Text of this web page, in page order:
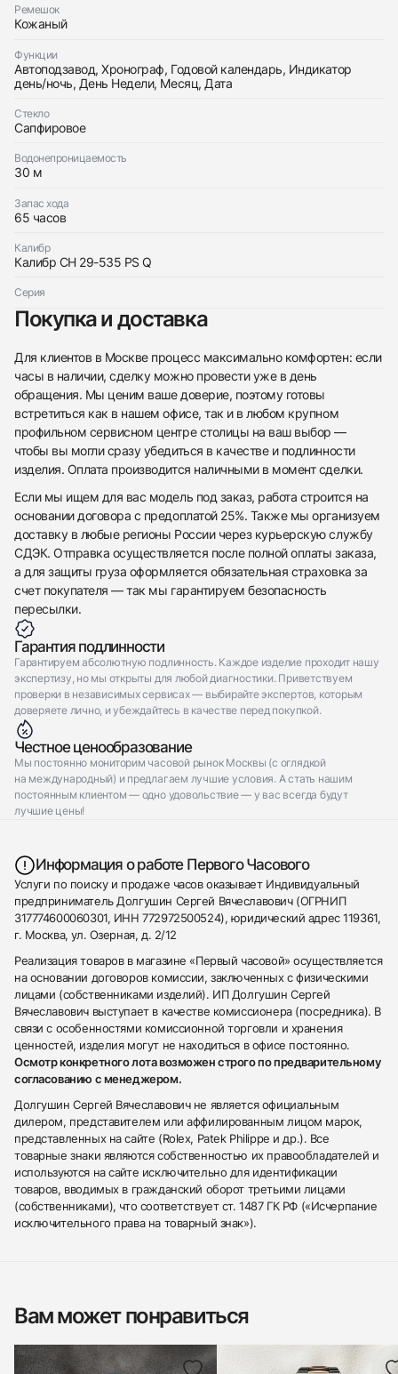
Ремешок
Кожаный
Функции
Автоподзавод, Хронограф, Годовой календарь, Индикатор
день/ночь, День Недели, Месяц, Дата
Стекло
Сапфировое
Водонепроницаемость
30 м
Запас хода
65 часов
Калибр
Калибр CH 29-535 PS Q
Серия
Покупка и доставка
Для клиентов в Москве процесс максимально комфортен: если
часы в наличии, сделку можно провести уже в день
обращения. Мы ценим ваше доверие, поэтому готовы
встретиться как в нашем офисе, так и в любом крупном
профильном сервисном центре столицы на ваш выбор —
чтобы вы могли сразу убедиться в качестве и подлинности
изделия. Оплата производится наличными в момент сделки.
Если мы ищем для вас модель под заказ, работа строится на
основании договора с предоплатой 25%. Также мы организуем
доставку в любые регионы России через курьерскую службу
СДЭК. Отправка осуществляется после полной оплаты заказа,
а для защиты груза оформляется обязательная страховка за
счет покупателя — так мы гарантируем безопасность
пересылки.
Гарантия подлинности
Гарантируем абсолютную подлинность. Каждое изделие проходит нашу
экспертизу, но мы открыты для любой диагностики. Приветствуем
проверки в независимых сервисах — выбирайте экспертов, которым
доверяете лично, и убеждайтесь в качестве перед покупкой.
Честное ценообразование
Мы постоянно мониторим часовой рынок Москвы (с оглядкой
на международный) и предлагаем лучшие условия. А стать нашим
постоянным клиентом — одно удовольствие — у вас всегда будут
лучшие цены!
Информация о работе Первого Часового
Услуги по поиску и продаже часов оказывает Индивидуальный
предприниматель Долгушин Сергей Вячеславович (ОГРНИП
317774600060301, ИНН 772972500524), юридический адрес 119361,
г. Москва, ул. Озерная, д. 2/12
Реализация товаров в магазине «Первый часовой» осуществляется
на основании договоров комиссии, заключенных с физическими
лицами (собственниками изделий). ИП Долгушин Сергей
Вячеславович выступает в качестве комиссионера (посредника). В
связи с особенностями комиссионной торговли и хранения
ценностей, изделия могут не находиться в офисе постоянно.
Осмотр конкретного лота возможен строго по предварительному
согласованию с менеджером.
Долгушин Сергей Вячеславович не является официальным
дилером, представителем или аффилированным лицом марок,
представленных на сайте (Rolex, Patek Philippe и др.). Все
товарные знаки являются собственностью их правообладателей и
используются на сайте исключительно для идентификации
товаров, вводимых в гражданский оборот третьими лицами
(собственниками), что соответствует ст. 1487 ГК РФ («Исчерпание
исключительного права на товарный знак»).
Оставьте ваши контактные данные и мы свяжемся
с вами
По запросу
Вам может понравиться